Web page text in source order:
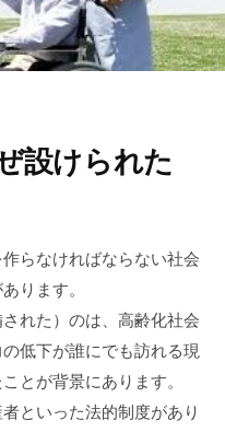
設けられた
らなければならない社会
ります。
れた）のは、高齢化社会
低下が誰にでも訪れる現
とが背景にあります。
といった法的制度があり